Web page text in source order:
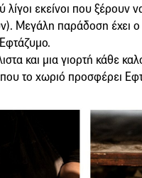
λίγοι εκείνοι που ξέρουν
Μεγάλη παράδοση έχει
και μια γιορτή κάθε
το χωριό προσφέρει